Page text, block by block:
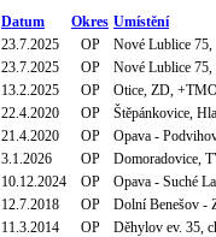
Datum Okres Umístění
23.7.2025 OP
Nové Lublice
23.7.2025 OP
Nové Lublice
13.2.2025 OP
Otice, ZD,
22.4.2020 OP
Štěpánkovice,
21.4.2020 OP
Opava -
3.1.2026 OP
Domoradovice,
10.12.2024 OP
Opava - Suché
12.7.2018 OP
Dolní Benešov -
11.3.2014 OP
Děhylov ev. 35,